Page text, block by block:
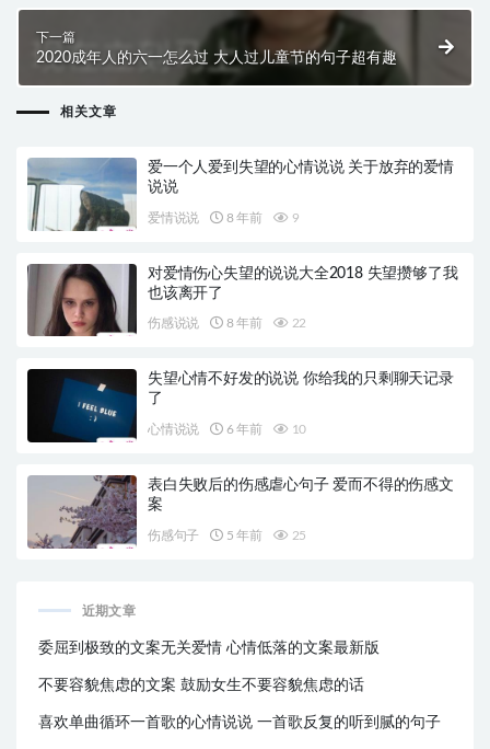
下一篇
2020成年人的六一怎么过 大人过儿童节的句子超有趣
相关文章
爱一个人爱到失望的心情说说 关于放弃的爱情
说说
爱情说说 8 年前 9
对爱情伤心失望的说说大全2018 失望攒够了我
也该离开了
伤感说说 8 年前 22
失望心情不好发的说说 你给我的只剩聊天记录
了
心情说说 6 年前 10
表白失败后的伤感虐心句子 爱而不得的伤感文
案
伤感句子 5 年前 25
近期文章
委屈到极致的文案无关爱情 心情低落的文案最新版
不要容貌焦虑的文案 鼓励女生不要容貌焦虑的话
喜欢单曲循环一首歌的心情说说 一首歌反复的听到腻的句子